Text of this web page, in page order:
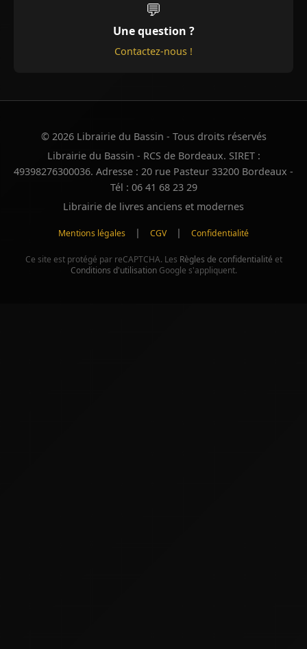
💬
Une question ?
Contactez-nous !
© 2026 Librairie du Bassin - Tous droits réservés
Librairie du Bassin - RCS de Bordeaux. SIRET :
49398276300036. Adresse : 20 rue Pasteur 33200 Bordeaux -
Tél : 06 41 68 23 29
Librairie de livres anciens et modernes
Mentions légales | CGV | Confidentialité
Ce site est protégé par reCAPTCHA. Les Règles de confidentialité et
Conditions d'utilisationGoogle s'appliquent.